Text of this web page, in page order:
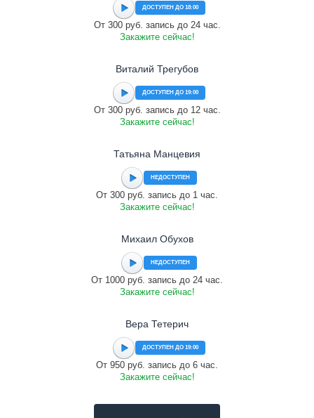
ДОСТУПЕН ДО 18:00
От 300 руб. запись до 24 час.
Закажите сейчас!
Виталий Трегубов
ДОСТУПЕН ДО 19:00
От 300 руб. запись до 12 час.
Закажите сейчас!
Татьяна Манцевия
НЕДОСТУПЕН
От 300 руб. запись до 1 час.
Закажите сейчас!
Михаил Обухов
НЕДОСТУПЕН
От 1000 руб. запись до 24 час.
Закажите сейчас!
Вера Тетерич
ДОСТУПЕН ДО 19:00
От 950 руб. запись до 6 час.
Закажите сейчас!